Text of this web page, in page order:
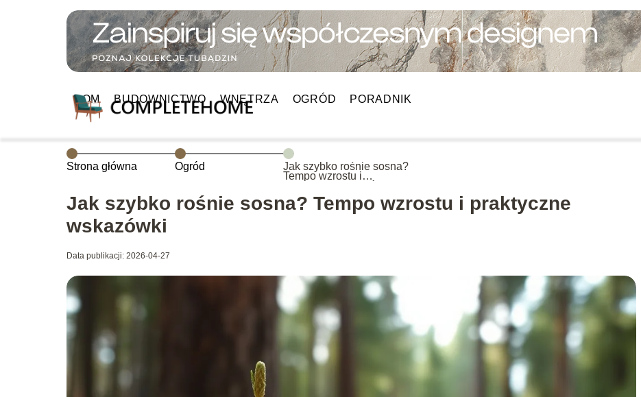
DOM BUDOWNICTWO WNĘTRZA OGRÓD PORADNIK
Strona główna Ogród
Jak szybko rośnie sosna?
Tempo wzrostu i
Jak szybko rośnie sosna? Tempo wzrostu i praktyczne
wskazówki
Data publikacji: 2026-04-27